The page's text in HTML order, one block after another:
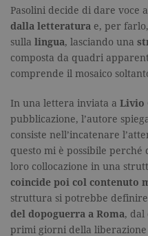
Pasolini decide di dare voce
dalla letteratura e, per
sulla lingua, lasciando una
composta da quadri
comprende il mosaico
In una lettera inviata a Livio
pubblicazione, l’autore
consiste nell’incatenare
questo mi è possibile
loro collocazione in una
coincide poi col contenuto
struttura si potrebbe
del dopoguerra a Roma, dal
primi giorni della liberazione